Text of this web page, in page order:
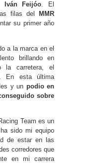
Iván Feijóo. El
filas del
MMR
su primer año
a la marca en el
brillando en
la carretera, el
En esta última
y un podio en
sobre
Team es un
sido mi equipo
de estar en las
corredores que
en mi carrera